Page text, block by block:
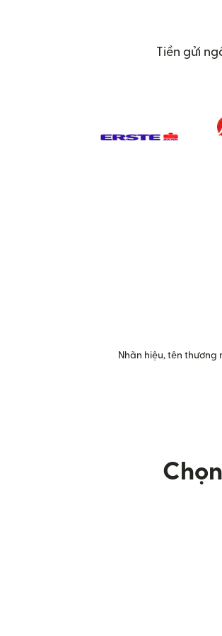
Tiền gửi
Nhãn hiệu, tên